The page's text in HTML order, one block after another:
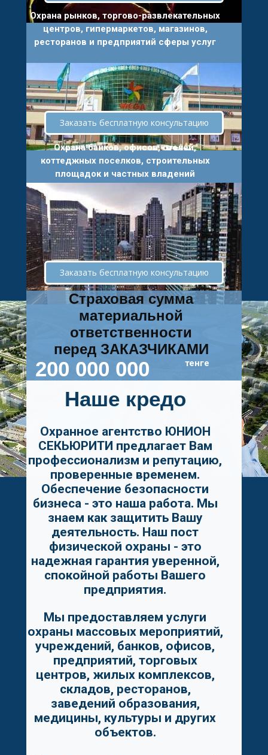
Охрана банков, офисов, отелей,
коттеджных поселков, строительных
площадок и частных владений
Охрана рынков, торгово-развлекательных
центров, гипермаркетов, магазинов,
ресторанов и предприятий сферы услуг
Наше кредо
Охранное агентство ЮНИОН
СЕКЬЮРИТИ предлагает Вам
профессионализм и репутацию,
проверенные временем.
Обеспечение безопасности
бизнеса - это наша работа. Мы
знаем как защитить Вашу
деятельность. Наш пост
физической охраны - это
надежная гарантия уверенной,
спокойной работы Вашего
предприятия.
Мы предоставляем услуги
охраны массовых мероприятий,
учреждений, банков, офисов,
предприятий, торговых
центров, жилых комплексов,
складов, ресторанов,
заведений образования,
медицины, культуры и других
объектов.
Заказать бесплатную консультацию
Заказать бесплатную консультацию
200 000 000 тенге
Страховая сумма
материальной
ответственности
перед ЗАКАЗЧИКАМИ